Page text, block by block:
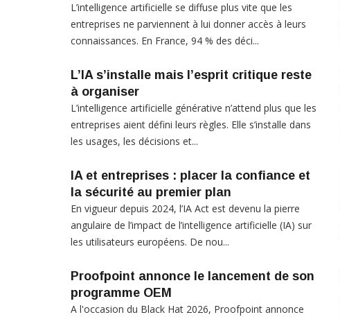
L’intelligence artificielle se diffuse plus vite que les
entreprises ne parviennent à lui donner accès à leurs
connaissances. En France, 94 % des déci...
L’IA s’installe mais l’esprit critique reste
à organiser
L’intelligence artificielle générative n’attend plus que les
entreprises aient défini leurs règles. Elle s’installe dans
les usages, les décisions et...
IA et entreprises : placer la confiance et
la sécurité au premier plan
En vigueur depuis 2024, l’IA Act est devenu la pierre
angulaire de l’impact de l’intelligence artificielle (IA) sur
les utilisateurs européens. De nou...
Proofpoint annonce le lancement de son
programme OEM
A l'occasion du Black Hat 2026, Proofpoint annonce